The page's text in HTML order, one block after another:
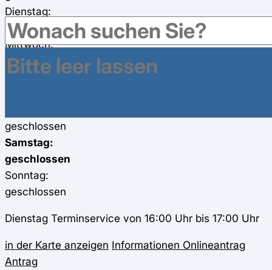
Dienstag:
10:00 - 13:30 und 14:30 - 15:30 Uhr
Mittwoch:
geschlossen
Donnerstag:
geschlossen
Samstag:
geschlossen
Sonntag:
geschlossen
Dienstag Terminservice von 16:00 Uhr bis 17:00 Uhr
in der Karte anzeigen Informationen Onlineantrag
Antrag